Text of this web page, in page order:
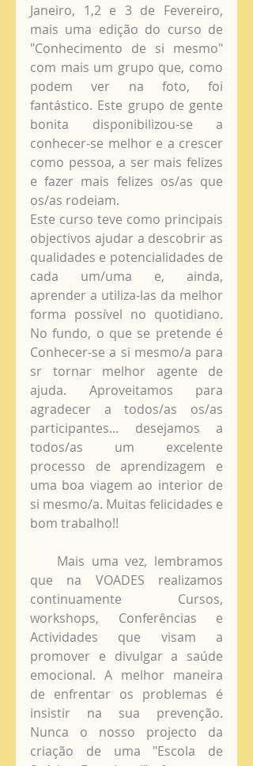
Janeiro, 1,2 e 3 de Fevereiro,
mais uma edição do curso de
"Conhecimento de si mesmo"
com mais um grupo que, como
podem ver na foto, foi
fantástico. Este grupo de gente
bonita disponibilizou-se a
conhecer-se melhor e a crescer
como pessoa, a ser mais felizes
e fazer mais felizes os/as que
os/as rodeiam.
Este curso teve como principais
objectivos ajudar a descobrir as
qualidades e potencialidades de
cada um/uma e, ainda,
aprender a utiliza-las da melhor
forma possível no quotidiano.
No fundo, o que se pretende é
Conhecer-se a si mesmo/a para
sr tornar melhor agente de
ajuda. Aproveitamos para
agradecer a todos/as os/as
participantes... desejamos a
todos/as um excelente
processo de aprendizagem e
uma boa viagem ao interior de
si mesmo/a. Muitas felicidades e
bom trabalho!!
que na VOADES realizamos
continuamente Cursos,
workshops, Conferências e
Actividades que visam a
promover e divulgar a saúde
emocional. A melhor maneira
de enfrentar os problemas é
insistir na sua prevenção.
Nunca o nosso projecto da
criação de uma "Escola de